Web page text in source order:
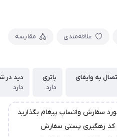
علاقه‌مندی مقایسه
به وایفای
باتری
دارد
دید در
دارد
سفارش واتساپ پیغام بگذارید
رهگیری پستی سفارش